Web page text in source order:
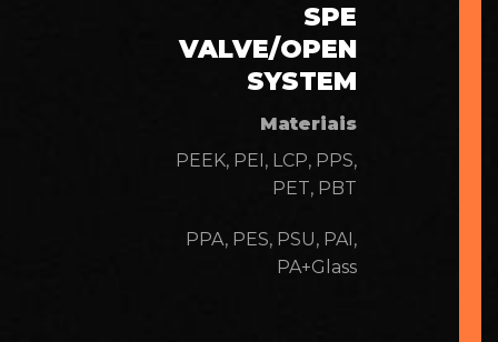
SPE
VALVE/OPEN
SYSTEM
Materiais
PEEK, PEI, LCP, PPS,
PET, PBT
PPA, PES, PSU, PAI,
PA+Glass